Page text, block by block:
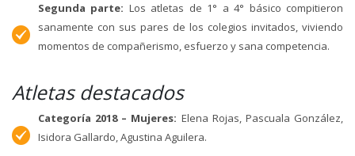
Segunda parte: Los atletas de 1° a 4° básico compitieron
sanamente con sus pares de los colegios invitados, viviendo
momentos de compañerismo, esfuerzo y sana competencia.
Atletas destacados
Categoría 2018 – Mujeres: Elena Rojas, Pascuala González,
Isidora Gallardo, Agustina Aguilera.